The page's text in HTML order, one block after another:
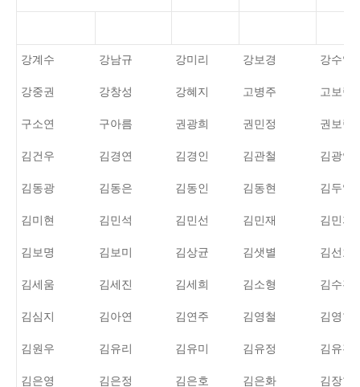
강계수 강남규 강미리 강보경 강수일
강중권 강창성 강혜지 고병주 고보람
구소연 구아름 권광희 권민정 권보람
김건우 김경연 김경인 김관철 김광연
김동광 김동은 김동인 김동현 김두일
김미현 김민석 김민선 김민재 김민지
김보명 김보미 김상균 김샛별 김선호
김세움 김세진 김세희 김소형 김수진
김심지 김아연 김연주 김영철 김영현
김원우 김유리 김유미 김유정 김유진
김은영 김은정 김은호 김은화 김장현